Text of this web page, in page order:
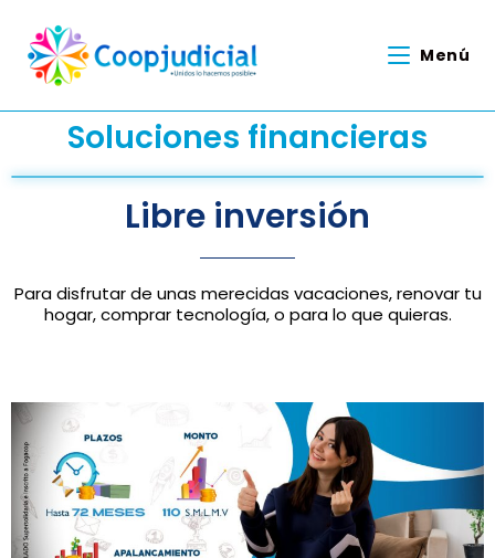
Menú
Soluciones financieras
Libre inversión
Para disfrutar de unas merecidas vacaciones, renovar tu
hogar, comprar tecnología, o para lo que quieras.